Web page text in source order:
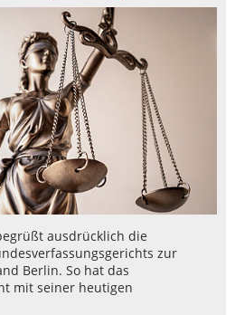
ausdrücklich die
zur
Berlin. So hat das
mit seiner heutigen